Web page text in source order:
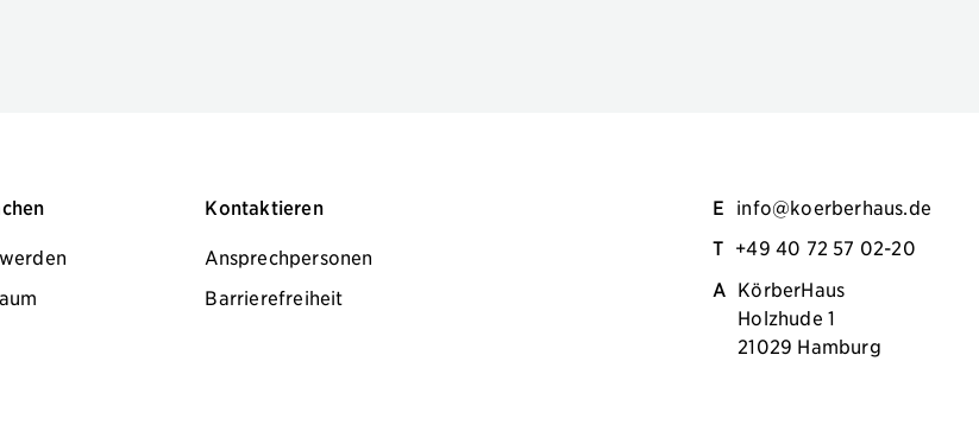
Kontaktieren
Ansprechpersonen
Barrierefreiheit
E info@koerberhaus.de
T +49 40 72 57 02-20
A KörberHaus
Holzhude 1
21029 Hamburg